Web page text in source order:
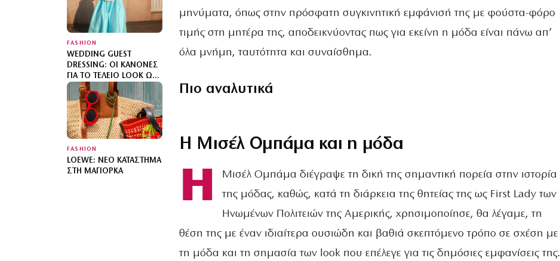
FASHION
WEDDING GUEST
DRESSING: ΟΙ ΚΑΝΌΝΕΣ
ΓΙΑ ΤΟ ΤΈΛΕΙΟ LOOK ΩΣ
ΚΑΛΕΣΜΈΝΗ ΣΕ ΓΆΜΟ
FASHION
LOEWE: ΝΈΟ ΚΑΤΆΣΤΗΜΑ
ΣΤΗ ΜΑΓΙΌΡΚΑ
μηνύματα, όπως στην πρόσφατη συγκινητική εμφάνισή της με φούστα-φόρο
τιμής στη μητέρα της, αποδεικνύοντας πως για εκείνη η μόδα είναι πάνω απ’
όλα μνήμη, ταυτότητα και συναίσθημα.
Πιο αναλυτικά
Η Μισέλ Ομπάμα και η μόδα
Η
Μισέλ Ομπάμα διέγραψε τη δική της σημαντική πορεία στην ιστορία
της μόδας, καθώς, κατά τη διάρκεια της θητείας της ως First Lady των
Ηνωμένων Πολιτειών της Αμερικής, χρησιμοποίησε, θα λέγαμε, τη
θέση της με έναν ιδιαίτερα ουσιώδη και βαθιά σκεπτόμενο τρόπο σε σχέση με
τη μόδα και τη σημασία των look που επέλεγε για τις δημόσιες εμφανίσεις της.